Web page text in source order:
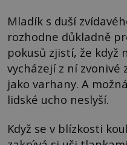
Mladík s duší
rozhodne důkladně
pokusů zjistí, že když
vycházejí z ní zvonivé
jako varhany. A
lidské ucho neslyší.
Když se v blízkosti